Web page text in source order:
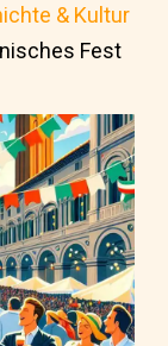
& Kultur
Fest